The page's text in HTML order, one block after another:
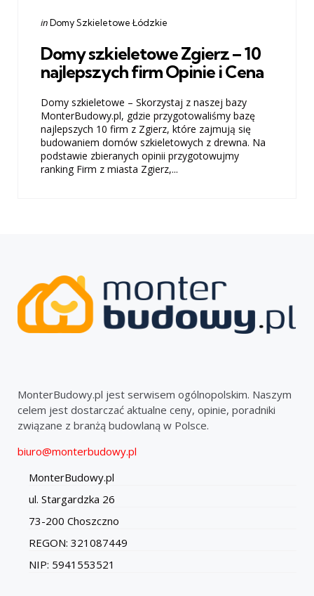
Categories
Posted
inDomy Szkieletowe Łódzkie
Domy szkieletowe Zgierz – 10
najlepszych firm Opinie i Cena
Domy szkieletowe – Skorzystaj z naszej bazy
MonterBudowy.pl, gdzie przygotowaliśmy bazę
najlepszych 10 firm z Zgierz, które zajmują się
budowaniem domów szkieletowych z drewna. Na
podstawie zbieranych opinii przygotowujmy
ranking Firm z miasta Zgierz,...
MonterBudowy.pl jest serwisem ogólnopolskim. Naszym
celem jest dostarczać aktualne ceny, opinie, poradniki
związane z branżą budowlaną w Polsce.
biuro@monterbudowy.pl
MonterBudowy.pl
ul. Stargardzka 26
73-200 Choszczno
REGON: 321087449
NIP: 5941553521